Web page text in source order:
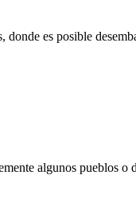
es posible
algunos pueblos o